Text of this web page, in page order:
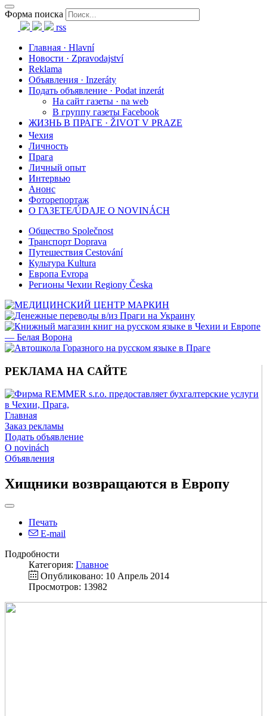
Форма поиска
rss
Главная · Hlavní
Новости · Zpravodajství
Reklama
Объявления · Inzeráty
Подать объявление · Podat inzerát
На сайт газеты · na web
В группу газеты Facebook
ЖИЗНЬ В ПРАГЕ · ŽIVOT V PRAZE
Чехия
Личность
Прага
Личный опыт
Интервью
Анонс
Фоторепортаж
О ГАЗЕТЕ/ÚDAJE O NOVINÁCH
Общество Společnost
Транспорт Doprava
Путешествия Cestování
Культура Kultura
Европа Evropa
Регионы Чехии Regiony Česka
РЕКЛАМА НА САЙТЕ
Главная
Заказ рекламы
Подать объявление
O novinách
Объявления
Хищники возвращаются в Европу
Печать
E-mail
Подробности
Категория: Главное
Опубликовано: 10 Апрель 2014
Просмотров: 13982